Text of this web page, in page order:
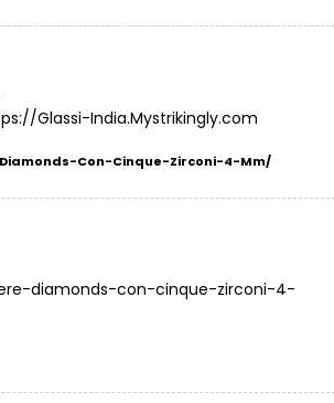
Glassi-India.Mystrikingly.com
Con-Cinque-Zirconi-4-Mm/
diamonds-con-cinque-zirconi-4-